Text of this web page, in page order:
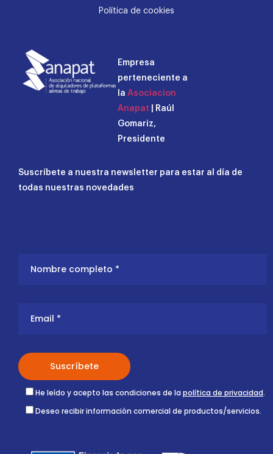
Política de cookies
Empresa
perteneciente a
la Asociacion
Anapat | Raúl
Gomariz,
Presidente
Suscríbete a nuestra newsletter para estar al día de
todas nuestras novedades
He leído y acepto las condiciones de la política de privacidad.
Deseo recibir información comercial de productos/servicios.